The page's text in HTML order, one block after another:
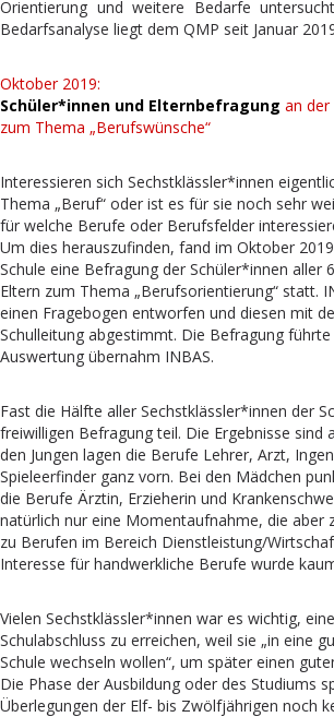
Orientierung und weitere Bedarfe
Bedarfsanalyse liegt dem QMP seit Januar
Oktober 2019:
Schüler*innen und Elternbefragung an der
zum Thema „Berufswünsche“
Interessieren sich Sechstklässler*innen
Thema „Beruf“ oder ist es für sie noch sehr
für welche Berufe oder Berufsfelder
Um dies herauszufinden, fand im Oktober
Schule eine Befragung der Schüler*innen aller
Eltern zum Thema „Berufsorientierung“ statt.
einen Fragebogen entworfen und diesen mit
Schulleitung abgestimmt. Die Befragung führte
Auswertung übernahm INBAS.
Fast die Hälfte aller Sechstklässler*innen der
freiwilligen Befragung teil. Die Ergebnisse sind
den Jungen lagen die Berufe Lehrer, Arzt,
Spieleerfinder ganz vorn. Bei den Mädchen
die Berufe Ärztin, Erzieherin und
natürlich nur eine Momentaufnahme, die aber
zu Berufen im Bereich Dienstleistung/
Interesse für handwerkliche Berufe wurde
Vielen Sechstklässler*innen war es wichtig,
Schulabschluss zu erreichen, weil sie „in eine
Schule wechseln wollen“, um später einen
Die Phase der Ausbildung oder des Studiums
Überlegungen der Elf- bis Zwölfjährigen noch